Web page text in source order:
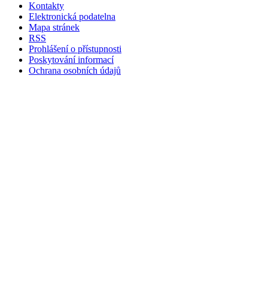
Kontakty
Elektronická podatelna
Mapa stránek
RSS
Prohlášení o přístupnosti
Poskytování informací
Ochrana osobních údajů